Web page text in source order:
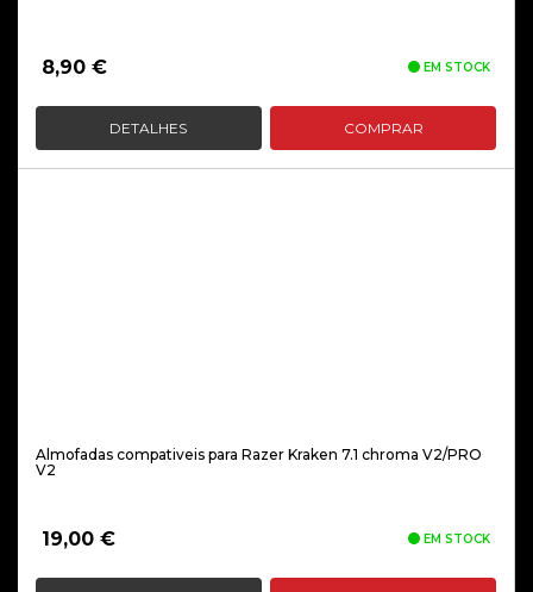
8,90 € EM STOCK
DETALHES COMPRAR
Almofadas compativeis para Razer Kraken 7.1 chroma V2/PRO
V2
19,00 € EM STOCK